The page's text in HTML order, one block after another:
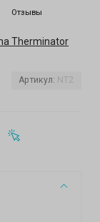
Отзывы
Артикул: NT2